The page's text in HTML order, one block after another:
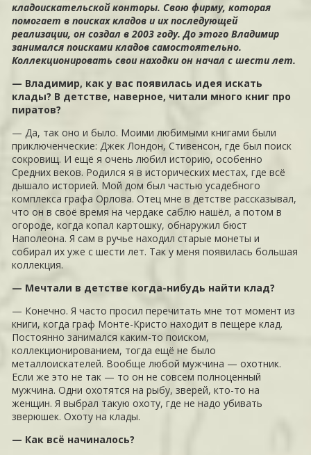
кладоискательской конторы. Свою фирму, которая
помогает в поисках кладов и их последующей
реализации, он создал в 2003 году. До этого Владимир
занимался поисками кладов самостоятельно.
Коллекционировать свои находки он начал с шести лет.
— Владимир, как у вас появилась идея искать
клады? В детстве, наверное, читали много книг про
пиратов?
— Да, так оно и было. Моими любимыми книгами были
приключенческие: Джек Лондон, Стивенсон, где был поиск
сокровищ. И ещё я очень любил историю, особенно
Средних веков. Родился я в исторических местах, где всё
дышало историей. Мой дом был частью усадебного
комплекса графа Орлова. Отец мне в детстве рассказывал,
что он в своё время на чердаке саблю нашёл, а потом в
огороде, когда копал картошку, обнаружил бюст
Наполеона. Я сам в ручье находил старые монеты и
собирал их уже с шести лет. Так у меня появилась большая
коллекция.
— Мечтали в детстве когда-нибудь найти клад?
— Конечно. Я часто просил перечитать мне тот момент из
книги, когда граф Монте-Кристо находит в пещере клад.
Постоянно занимался каким-то поиском,
коллекционированием, тогда ещё не было
металлоискателей. Вообще любой мужчина — охотник.
Если же это не так — то он не совсем полноценный
мужчина. Одни охотятся на рыбу, зверей, кто-то на
женщин. Я выбрал такую охоту, где не надо убивать
зверюшек. Охоту на клады.
— Как всё начиналось?